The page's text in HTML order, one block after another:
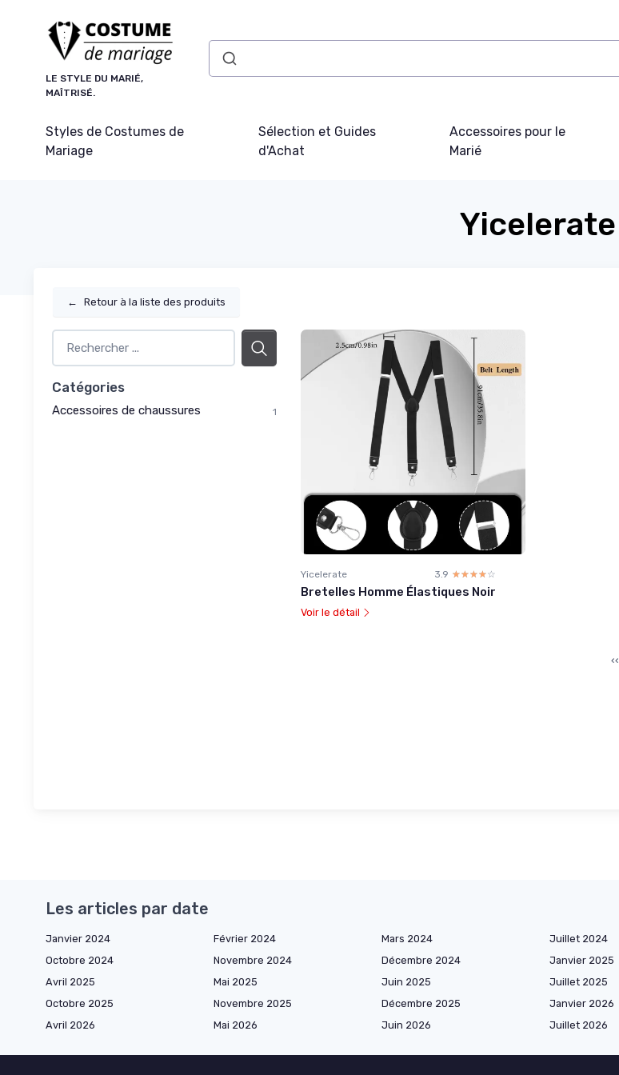
LE STYLE DU MARIÉ,
MAÎTRISÉ.
Styles de Costumes de
Mariage
Sélection et Guides
d'Achat
Accessoires pour le
Marié
Yicelerate
← Retour à la liste des produits
Catégories
Accessoires de chaussures 1
Yicelerate 3.9 ☆☆☆☆☆
★★★★★
Bretelles Homme Élastiques Noir
Voir le détail
‹‹
Les articles par date
Janvier 2024 Février 2024 Mars 2024 Juillet 2024
Octobre 2024
Novembre 2024 Décembre 2024 Janvier 2025
Avril 2025
Mai 2025 Juin 2025 Juillet 2025
Octobre 2025
Novembre 2025 Décembre 2025 Janvier 2026
Avril 2026
Mai 2026 Juin 2026 Juillet 2026